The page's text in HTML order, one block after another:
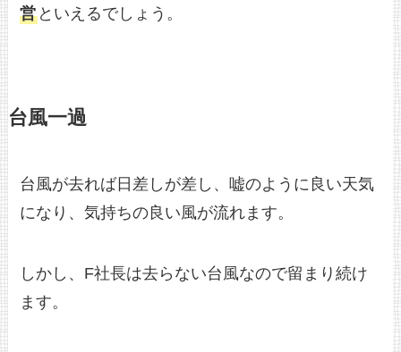
営 といえるでしょう。
台風一過
台風が去れば日差しが差し、嘘のように良い天気
になり、気持ちの良い風が流れます。
しかし、F社長は去らない台風なので留まり続け
ます。